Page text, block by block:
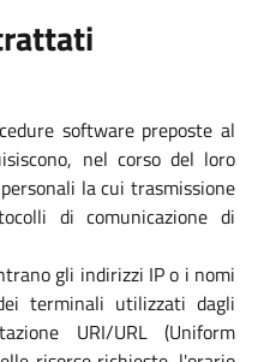
software preposte al
nel corso del loro
la cui trasmissione
di comunicazione di
gli indirizzi IP o i nomi
terminali utilizzati dagli
URI/URL (Uniform